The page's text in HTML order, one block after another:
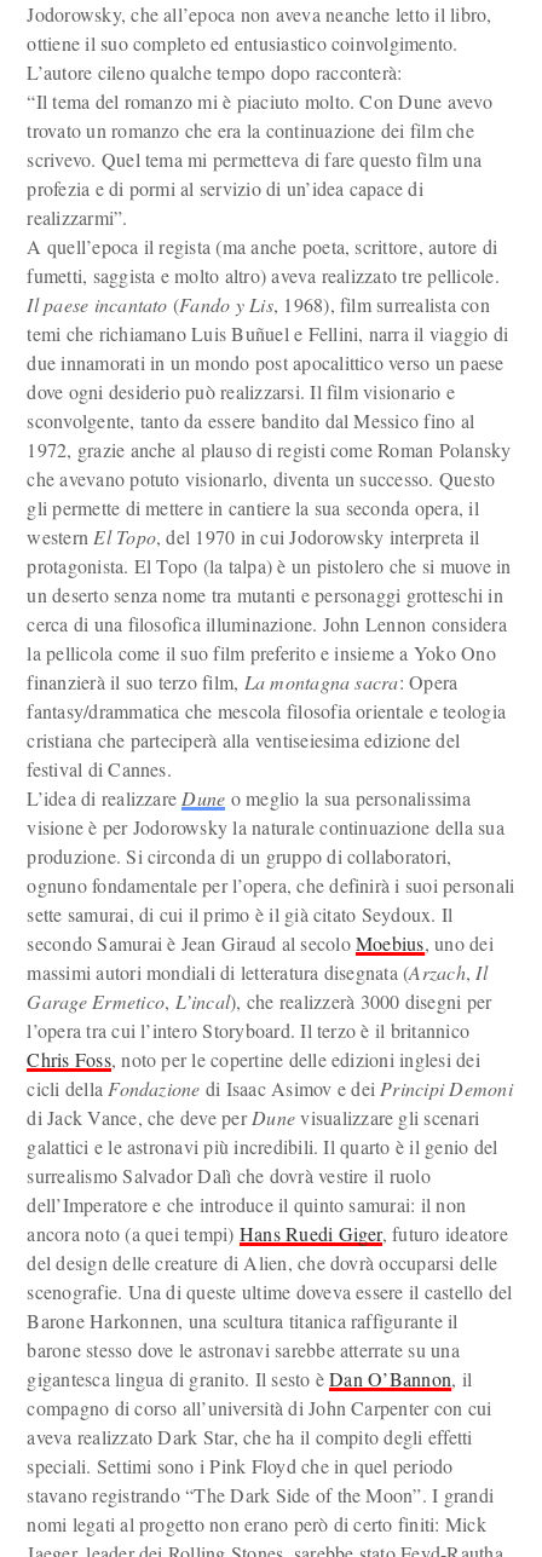
Jodorowsky, che all’epoca non aveva neanche letto il libro,
ottiene il suo completo ed entusiastico coinvolgimento.
L’autore cileno qualche tempo dopo racconterà:
“Il tema del romanzo mi è piaciuto molto. Con Dune avevo
trovato un romanzo che era la continuazione dei film che
scrivevo. Quel tema mi permetteva di fare questo film una
profezia e di pormi al servizio di un’idea capace di
realizzarmi”.
A quell’epoca il regista (ma anche poeta, scrittore, autore di
fumetti, saggista e molto altro) aveva realizzato tre pellicole.
Il paese incantato (Fando y Lis, 1968), film surrealista con
temi che richiamano Luis Buñuel e Fellini, narra il viaggio di
due innamorati in un mondo post apocalittico verso un paese
dove ogni desiderio può realizzarsi. Il film visionario e
sconvolgente, tanto da essere bandito dal Messico fino al
1972, grazie anche al plauso di registi come Roman Polansky
che avevano potuto visionarlo, diventa un successo. Questo
gli permette di mettere in cantiere la sua seconda opera, il
western El Topo, del 1970 in cui Jodorowsky interpreta il
protagonista. El Topo (la talpa) è un pistolero che si muove in
un deserto senza nome tra mutanti e personaggi grotteschi in
cerca di una filosofica illuminazione. John Lennon considera
la pellicola come il suo film preferito e insieme a Yoko Ono
finanzierà il suo terzo film, La montagna sacra: Opera
fantasy/drammatica che mescola filosofia orientale e teologia
cristiana che parteciperà alla ventiseiesima edizione del
festival di Cannes.
L’idea di realizzare Dune o meglio la sua personalissima
visione è per Jodorowsky la naturale continuazione della sua
produzione. Si circonda di un gruppo di collaboratori,
ognuno fondamentale per l’opera, che definirà i suoi personali
sette samurai, di cui il primo è il già citato Seydoux. Il
secondo Samurai è Jean Giraud al secoloMoebius, uno dei
massimi autori mondiali di letteratura disegnata (Arzach, Il
Garage Ermetico, L’incal), che realizzerà 3000 disegni per
l’opera tra cui l’intero Storyboard. Il terzo è il britannico
Chris Foss, noto per le copertine delle edizioni inglesi dei
cicli della Fondazione di Isaac Asimov e dei Principi Demoni
di Jack Vance, che deve perDunevisualizzare gli scenari
galattici e le astronavi più incredibili. Il quarto è il genio del
surrealismo Salvador Dalì che dovrà vestire il ruolo
dell’Imperatore e che introduce il quinto samurai: il non
ancora noto (a quei tempi) Hans Ruedi Giger, futuro ideatore
del design delle creature di Alien, che dovrà occuparsi delle
scenografie. Una di queste ultime doveva essere il castello del
Barone Harkonnen, una scultura titanica raffigurante il
barone stesso dove le astronavi sarebbe atterrate su una
gigantesca lingua di granito. Il sesto èDan O’Bannon, il
compagno di corso all’università di John Carpenter con cui
aveva realizzato Dark Star, che ha il compito degli effetti
speciali. Settimi sono i Pink Floyd che in quel periodo
stavano registrando “The Dark Side of the Moon”. I grandi
nomi legati al progetto non erano però di certo finiti: Mick